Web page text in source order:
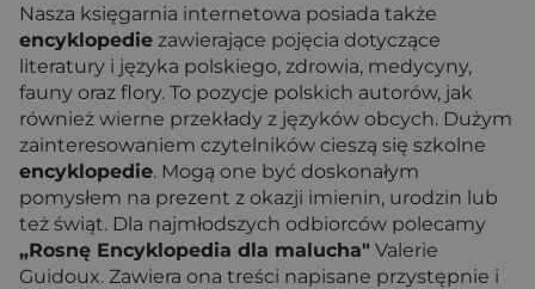
Nasza księgarnia internetowa posiada także
encyklopedie zawierające pojęcia dotyczące
literatury i języka polskiego, zdrowia, medycyny,
fauny oraz flory. To pozycje polskich autorów, jak
również wierne przekłady z języków obcych. Dużym
zainteresowaniem czytelników cieszą się szkolne
encyklopedie. Mogą one być doskonałym
pomysłem na prezent z okazji imienin, urodzin lub
też świąt. Dla najmłodszych odbiorców polecamy
„Rosnę Encyklopedia dla malucha" Valerie
Guidoux. Zawiera ona treści napisane przystępnie i